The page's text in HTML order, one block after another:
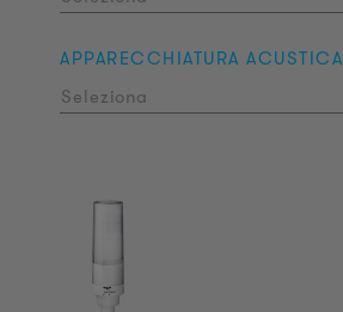
APPARECCHIATURA ACUSTICA
Seleziona